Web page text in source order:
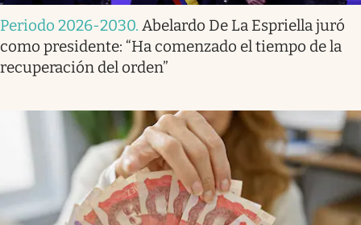
Periodo 2026-2030. Abelardo De La Espriella juró
como presidente: “Ha comenzado el tiempo de la
recuperación del orden”